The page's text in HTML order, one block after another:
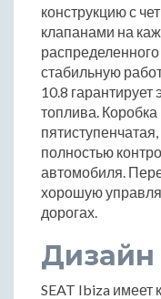
конструкцию с
клапанами на
стабильную
10.8
топлива.
полностью
автомобиля.
хорошую
дорогах.
Дизайн
SEAT Ibiza